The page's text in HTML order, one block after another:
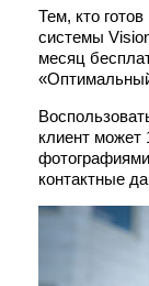
Тем, кто
системы
месяц
клиент может
контактные